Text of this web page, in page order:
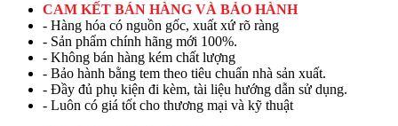
CAM KẾT BÁN HÀNG VÀ BẢO HÀNH
- Hàng hóa có nguồn gốc, xuất xứ rõ ràng
- Sản phẩm chính hãng mới 100%.
- Không bán hàng kém chất lượng
- Bảo hành bằng tem theo tiêu chuẩn nhà sản xuất.
- Đầy đủ phụ kiện đi kèm, tài liệu hướng dẫn sử dụng.
- Luôn có giá tốt cho thương mại và kỹ thuật